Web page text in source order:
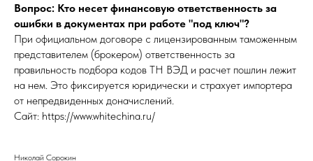
Вопрос: Кто несет финансовую ответственность за
ошибки в документах при работе "под ключ"?
При официальном договоре с лицензированным таможенным
представителем (брокером) ответственность за
правильность подбора кодов ТН ВЭД и расчет пошлин лежит
на нем. Это фиксируется юридически и страхует импортера
от непредвиденных доначислений.
Сайт: https://www.whitechina.ru/
Николай Сорокин